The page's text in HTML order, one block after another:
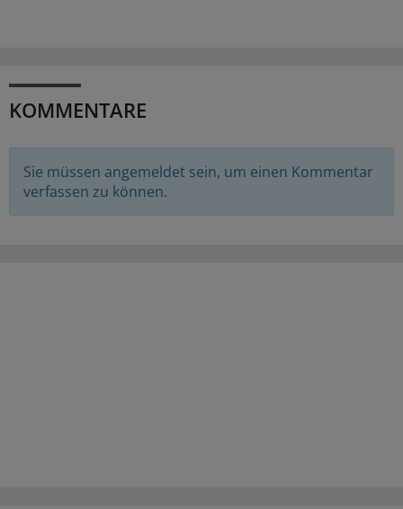
KOMMENTARE
Sie müssen angemeldet sein, um einen Kommentar
verfassen zu können.